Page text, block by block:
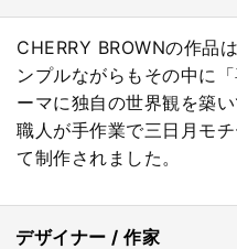
CHERRY BROWNの作品
ンプルながらもその中に
ーマに独自の世界観を築い
職人が手作業で三日月モ
て制作されました。
デザイナー / 作家